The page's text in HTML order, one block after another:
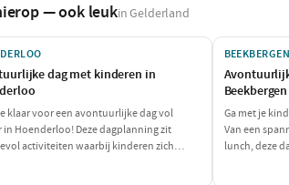
— ook leukin Gelderland
dag met kinderen in
klaar voor een avontuurlijke dag vol
in Hoenderloo! Deze dagplanning zit
activiteiten waarbij kinderen zich
BEEKBERGEN
Beekbergen
Ga met je
Van een
lunch, deze